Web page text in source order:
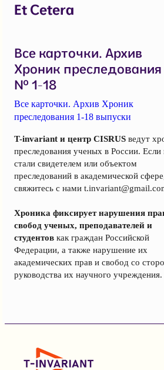
Et Cetera
Все карточки. Архив
Хроник
№ 1-18
Все карточки. Архив Хроник
преследования 1-18 выпуски
T-invariant и центр CISRUS ведут
преследования ученых в России. Если
стали свидетелем или объектом
преследований в академической
свяжитесь с нами
Хроника фиксирует нарушения
свобод ученых, преподавателей и
студентов как граждан Российской
Федерации, а также нарушение их
академических прав и свобод со
руководства их научного учреждения.